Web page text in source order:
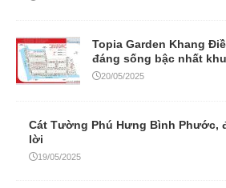
Topia Garden Khang
đáng sống bậc nhất
20/05/2025
Cát Tường Phú Hưng Bình Phước,
lời
19/05/2025